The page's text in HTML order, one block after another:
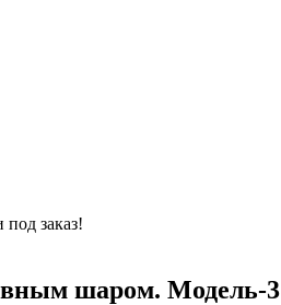
заказ!
шаром. Модель-3